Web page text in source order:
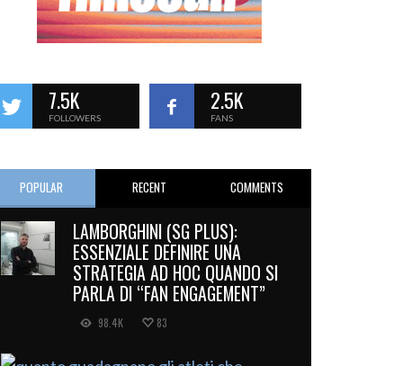
7.5K
FOLLOWERS
2.5K
FANS
POPULAR RECENT COMMENTS
LAMBORGHINI (SG PLUS):
ESSENZIALE DEFINIRE UNA
STRATEGIA AD HOC QUANDO SI
PARLA DI “FAN ENGAGEMENT”
98.4K 83